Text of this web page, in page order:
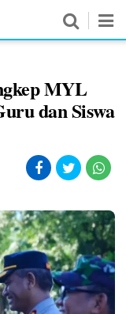
MYL
dan Siswa